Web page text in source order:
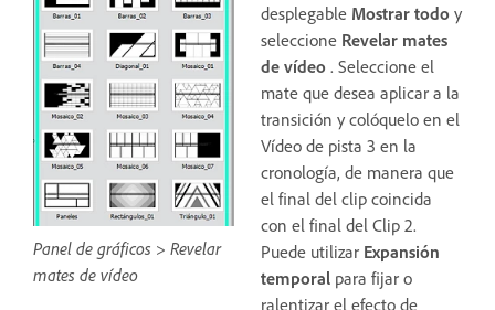
desplegable Mostrar todo y
seleccione Revelar mates
de vídeo . Seleccione el
mate que desea aplicar a la
transición y colóquelo en el
Vídeo de pista 3 en la
cronología, de manera que
el final del clip coincida
con el final del Clip 2.
Puede utilizar Expansión
temporal para fijar o
ralentizar el efecto de
Panel de gráficos > Revelar
mates de vídeo